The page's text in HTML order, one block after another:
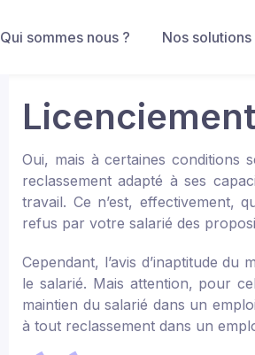
Qui sommes nous ? Nos solutions
Oui, mais à certaines conditions
reclassement adapté à ses
travail. Ce n’est, effectivement,
refus par votre salarié des
Cependant, l’avis d’inaptitude
le salarié. Mais attention, pour
maintien du salarié dans un
à tout reclassement dans un